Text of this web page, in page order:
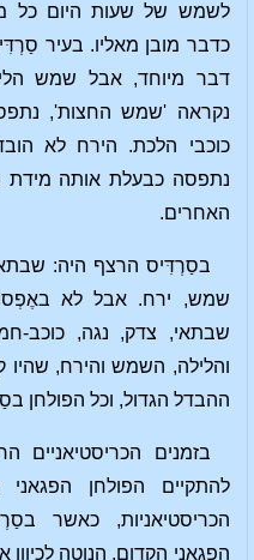
לשמש של שעות היום כל
כדבר מובן מאליו. בעיר
דבר מיוחד, אבל שמש
נקראה 'שמש החצות',
כוכבי הלכת. הירח לא
נתפסה כבעלת אותה מידת
האחרים.
בסַרְדִּיס הרצף היה:
שמש, ירח. אבל לא
שבתאי, צדק, נגה, כוכב-
והלילה, השמש והירח, שהיו
ההבדל הגדול, וכל הפולחן
בזמנים הכריסטיאניים
להתקיים הפולחן
הכריסטיאניות, כאשר
הפגאני הקדום, הנוטה לכיוון